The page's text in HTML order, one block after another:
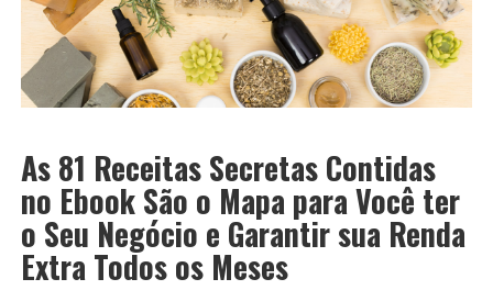
As 81 Receitas Secretas Contidas
no Ebook São o Mapa para Você ter
o Seu Negócio e Garantir sua Renda
Extra Todos os Meses